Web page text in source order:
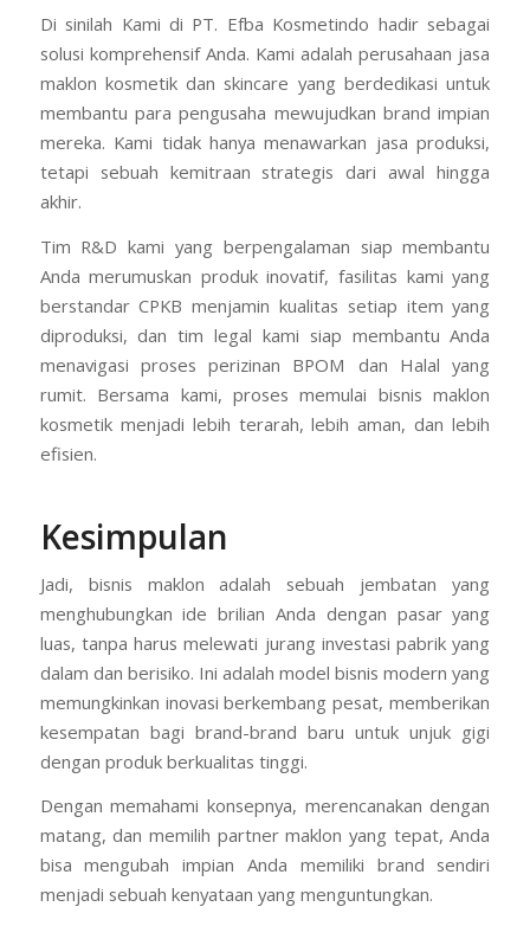
Di sinilah Kami di PT. Efba Kosmetindo hadir sebagai
solusi komprehensif Anda. Kami adalah perusahaan jasa
maklon kosmetik dan skincare yang berdedikasi untuk
membantu para pengusaha mewujudkan brand impian
mereka. Kami tidak hanya menawarkan jasa produksi,
tetapi sebuah kemitraan strategis dari awal hingga
akhir.
Tim R&D kami yang berpengalaman siap membantu
Anda merumuskan produk inovatif, fasilitas kami yang
berstandar CPKB menjamin kualitas setiap item yang
diproduksi, dan tim legal kami siap membantu Anda
menavigasi proses perizinan BPOM dan Halal yang
rumit. Bersama kami, proses memulai bisnis maklon
kosmetik menjadi lebih terarah, lebih aman, dan lebih
efisien.
Kesimpulan
Jadi, bisnis maklon adalah sebuah jembatan yang
menghubungkan ide brilian Anda dengan pasar yang
luas, tanpa harus melewati jurang investasi pabrik yang
dalam dan berisiko. Ini adalah model bisnis modern yang
memungkinkan inovasi berkembang pesat, memberikan
kesempatan bagi brand-brand baru untuk unjuk gigi
dengan produk berkualitas tinggi.
Dengan memahami konsepnya, merencanakan dengan
matang, dan memilih partner maklon yang tepat, Anda
bisa mengubah impian Anda memiliki brand sendiri
menjadi sebuah kenyataan yang menguntungkan.